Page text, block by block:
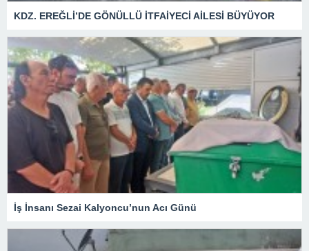
KDZ. EREĞLİ’DE GÖNÜLLÜ İTFAİYECİ AİLESİ BÜYÜYOR
İş İnsanı Sezai Kalyoncu’nun Acı Günü